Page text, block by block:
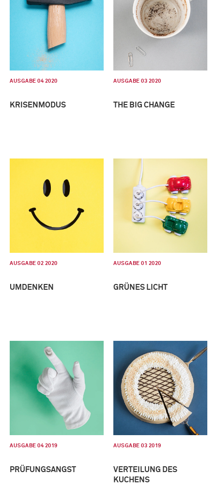
AUSGABE 04 2020
KRISENMODUS
AUSGABE 03 2020
THE BIG CHANGE
AUSGABE 02 2020
UMDENKEN
AUSGABE 01 2020
GRÜNES LICHT
AUSGABE 04 2019
PRÜFUNGSANGST
AUSGABE 03 2019
VERTEILUNG DES
KUCHENS